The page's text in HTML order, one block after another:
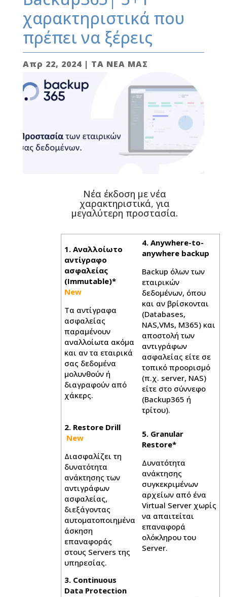
χαρακτηριστικά που
πρέπει να ξέρεις
Απρ 22, 2024| ΤΑ ΝΕΑ ΜΑΣ
Νέα έκδοση με νέα
χαρακτηριστικά, για
μεγαλύτερη προστασία.
1. Αναλλοίωτο
αντίγραφο
ασφαλείας
(Immutable)*
New
Τα αντίγραφα
ασφαλείας
παραμένουν
αναλλοίωτα ακόμα
και αν τα εταιρικά
σας δεδομένα
μολυνθούν ή
διαγραφούν από
χάκερς.
4. Anywhere-to-
anywhere backup
Backup όλων των
εταιρικών
δεδομένων, όπου
και αν βρίσκονται
(Databases,
NAS,VMs, M365) και
αποστολή των
αντιγράφων
ασφαλείας είτε σε
τοπικό προορισμό
(π.χ. server, NAS)
είτε στο σύννεφο
(Backup365 ή
τρίτου).
2. Restore Drill
New
Διασφαλίζει τη
δυνατότητα
ανάκτησης των
αντιγράφων
ασφαλείας,
διεξάγοντας
αυτοματοποιημένα
άσκηση
επαναφοράς
στους Servers της
υπηρεσίας.
5. Granular
Restore*
Δυνατότητα
ανάκτησης
συγκεκριμένων
αρχείων από ένα
Virtual Server χωρίς
να απαιτείται
επαναφορά
ολόκληρου του
Server.
3. Continuous
Data Protection